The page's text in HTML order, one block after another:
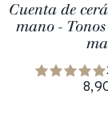
Cuenta de
mano -